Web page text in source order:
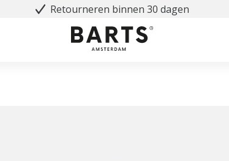
Retourneren binnen 30 dagen